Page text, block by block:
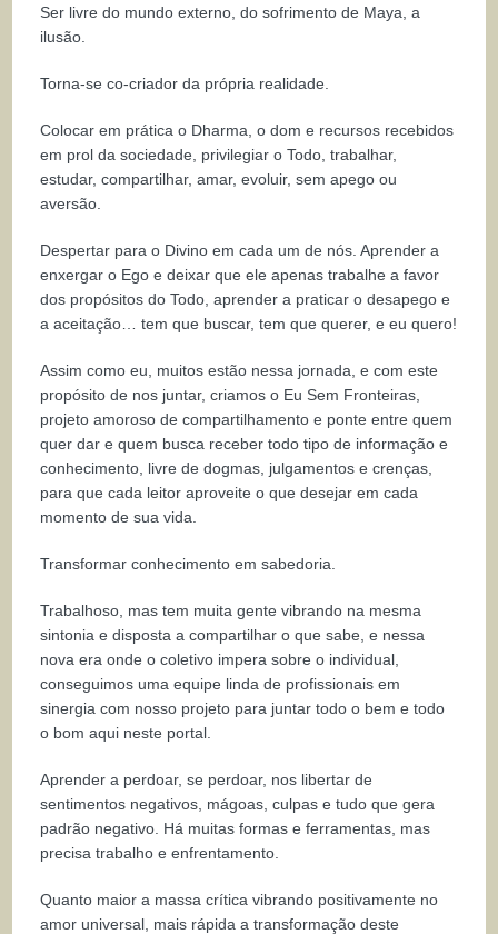
Ser livre do mundo externo, do sofrimento de Maya, a
ilusão.
Torna-se co-criador da própria realidade.
Colocar em prática o Dharma, o dom e recursos recebidos
em prol da sociedade, privilegiar o Todo, trabalhar,
estudar, compartilhar, amar, evoluir, sem apego ou
aversão.
Despertar para o Divino em cada um de nós. Aprender a
enxergar o Ego e deixar que ele apenas trabalhe a favor
dos propósitos do Todo, aprender a praticar o desapego e
a aceitação… tem que buscar, tem que querer, e eu quero!
Assim como eu, muitos estão nessa jornada, e com este
propósito de nos juntar, criamos o Eu Sem Fronteiras,
projeto amoroso de compartilhamento e ponte entre quem
quer dar e quem busca receber todo tipo de informação e
conhecimento, livre de dogmas, julgamentos e crenças,
para que cada leitor aproveite o que desejar em cada
momento de sua vida.
Transformar conhecimento em sabedoria.
Trabalhoso, mas tem muita gente vibrando na mesma
sintonia e disposta a compartilhar o que sabe, e nessa
nova era onde o coletivo impera sobre o individual,
conseguimos uma equipe linda de profissionais em
sinergia com nosso projeto para juntar todo o bem e todo
o bom aqui neste portal.
Aprender a perdoar, se perdoar, nos libertar de
sentimentos negativos, mágoas, culpas e tudo que gera
padrão negativo. Há muitas formas e ferramentas, mas
precisa trabalho e enfrentamento.
Quanto maior a massa crítica vibrando positivamente no
amor universal, mais rápida a transformação deste